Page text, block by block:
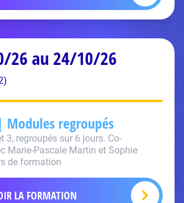
26 au 24/10/26
Modules regroupés
3, regroupés sur 6 jours. Co-
Marie-Pascale Martin et Sophie
de formation
LA FORMATION